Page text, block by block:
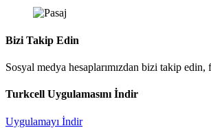
Bizi Takip Edin
Sosyal medya hesaplarımızdan bizi takip edin,
Turkcell Uygulamasını İndir
Uygulamayı İndir